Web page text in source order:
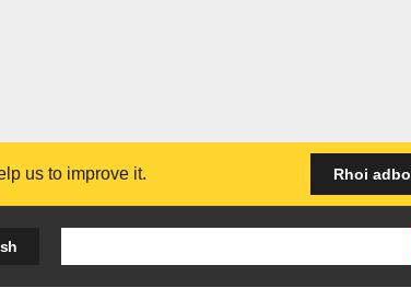
us to improve it. Rhoi